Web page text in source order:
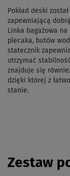
Pokład deski
zapewniającą
Linka bagażowa
plecaka, butów
statecznik
utrzymać
znajduje się
dzięki której z
stanie.
Zestaw